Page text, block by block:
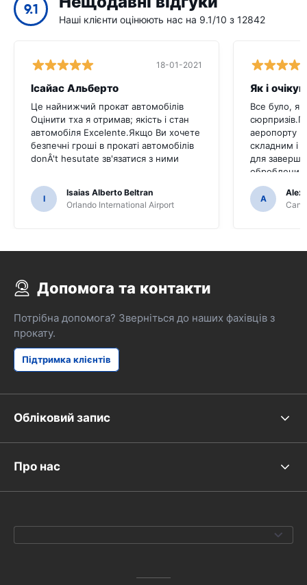
9.1
Наші клієнти оцінюють нас на 9.1/10 з 12842
18-01-2021
Ісайас Альберто
Це найнижчий прокат автомобілів
Оцінити тха я отримав; якість і стан
автомобіля Excelente.Якщо Ви хочете
безпечні гроші в прокаті автомобілів
donÂ't hesutate зв'язатися з ними
I
Isaias Alberto Beltran
Orlando International Airport
Як і
Все було, як
аеропорту
складним і
для
оброблений
A
Alex
Допомога та контакти
Потрібна допомога? Зверніться до наших фахівців з
прокату.
Підтримка клієнтів
Обліковий запис
Про нас